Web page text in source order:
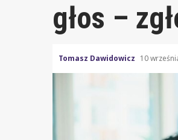
głos –
Tomasz Dawidowicz 10